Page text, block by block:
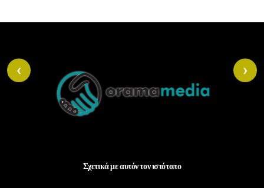
Top
Σχετικά με αυτόν τον ιστότοπο
‹ ›